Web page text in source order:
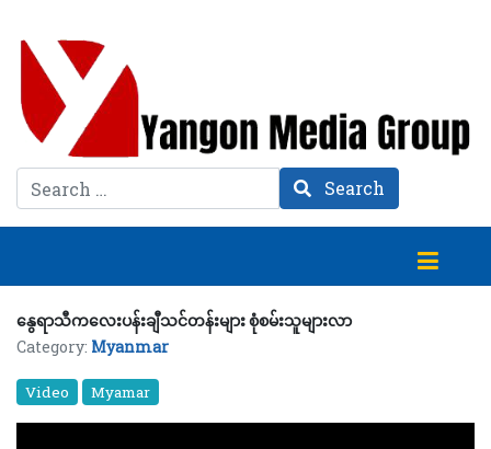
Search Search
နွေရာသီကလေးပန်းချီသင်တန်းများ စုံစမ်းသူများလာ
Category: Myanmar
Video Myamar